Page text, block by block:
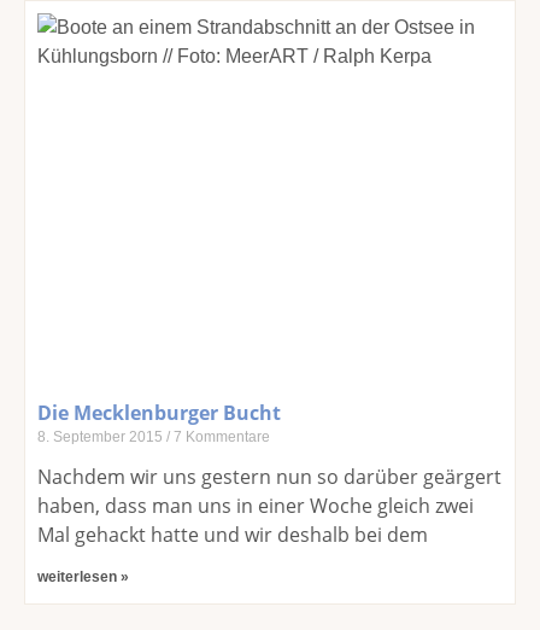
Die Mecklenburger Bucht
8. September 2015 7 Kommentare
Nachdem wir uns gestern nun so darüber geärgert
haben, dass man uns in einer Woche gleich zwei
Mal gehackt hatte und wir deshalb bei dem
weiterlesen »